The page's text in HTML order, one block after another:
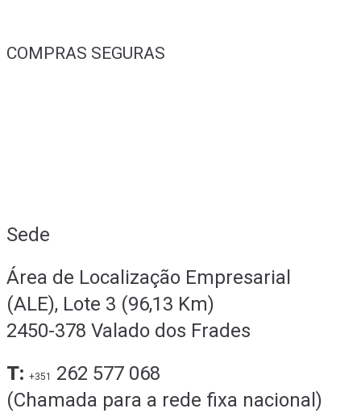
COMPRAS SEGURAS
Sede
Área de Localização Empresarial
(ALE), Lote 3 (96,13 Km)
2450-378 Valado dos Frades
T: +351
262 577 068
(Chamada para a rede fixa nacional)